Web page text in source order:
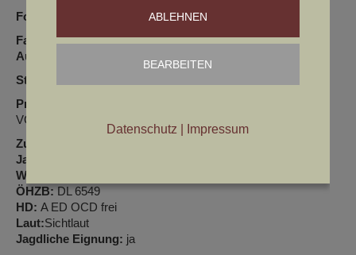
Formwert:
Farbe
: braun
Auge: mittelbraun
Stockmaß:61,5cm
Prüfungen
VGP 365 2, VGP 420 1b, JE
Zuchtmerkmale
Jagdliche Leistungszucht:
Wurfdatum :
ÖHZB:DL 6549
HD: A ED OCD frei
Laut:Sichtlaut
Jagdliche Eignung: ja
ABLEHNEN
BEARBEITEN
Datenschutz Impressum